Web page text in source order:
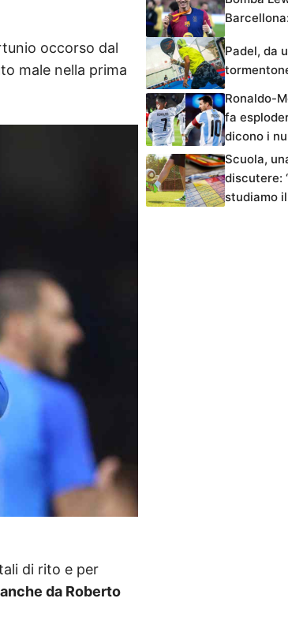
occorso dal
male nella prima
di rito e per
da Roberto
Padel, da
Ronaldo-
fa
dicono i
Scuola,
discutere:
studiamo